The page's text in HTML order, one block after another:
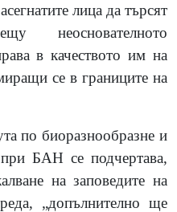
лица да търсят
неоснователното
в качеството им на
се в границите на
по биоразнообразне и
при БАН се подчертава,
на заповедите на
„допълнително ще